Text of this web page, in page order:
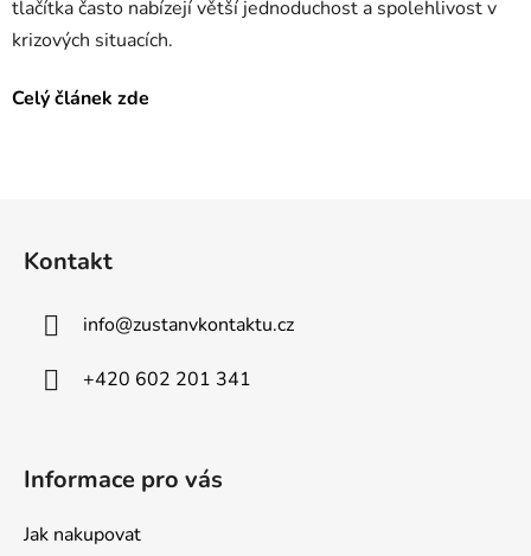
tlačítka často nabízejí větší jednoduchost a spolehlivost v
krizových situacích.
Celý článek zde
Kontakt
info@zustanvkontaktu.cz
+420 602 201 341
Informace pro vás
Jak nakupovat